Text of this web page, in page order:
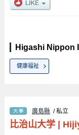
Higashi Nippon
健康福祉
廣島縣 / 私立
比治山大学|